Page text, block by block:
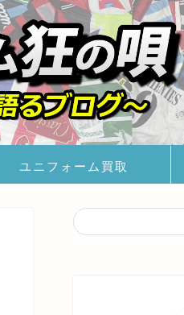
ユニフォーム買取